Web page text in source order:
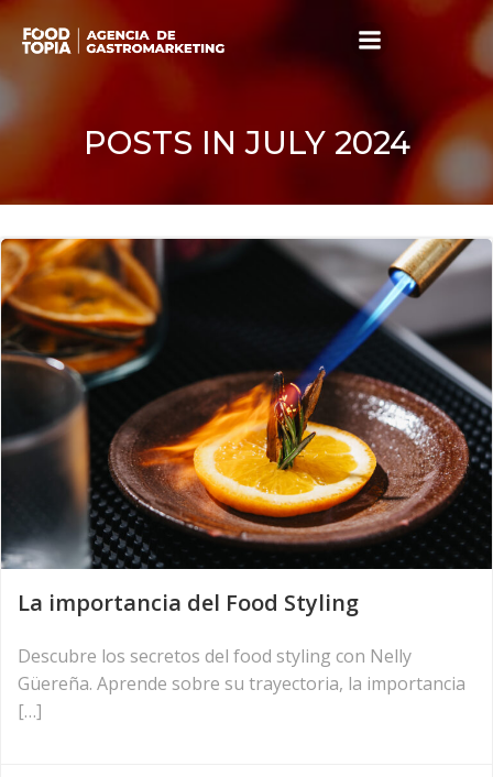
content
POSTS IN JULY 2024
La importancia del Food Styling
Descubre los secretos del food styling con Nelly
Güereña. Aprende sobre su trayectoria, la importancia
[…]